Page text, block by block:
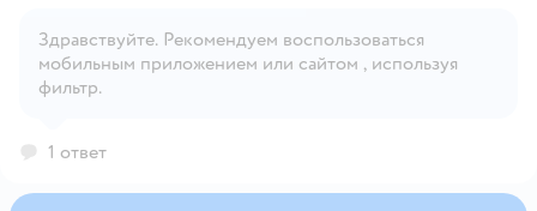
Открыть вопрос
Здравствуйте. Рекомендуем воспользоваться
мобильным приложением или сайтом , используя
фильтр.
1 ответ